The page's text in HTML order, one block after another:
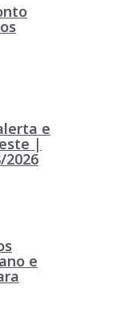
e
|
2026
e